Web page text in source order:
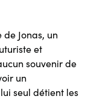
de Jonas, un
et
souvenir de
un
seul détient les